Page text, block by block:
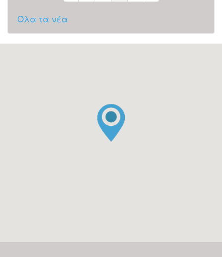
Όλα τα νέα